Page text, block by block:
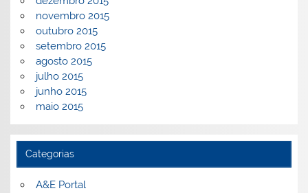
novembro 2015
outubro 2015
setembro 2015
agosto 2015
julho 2015
junho 2015
maio 2015
Categorias
A&E Portal